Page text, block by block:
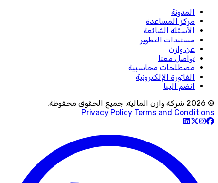
المدونة
مركز المساعدة
الأسئلة الشائعة
مستندات التطوير
عن وازن
تواصل معنا
مصطلحات محاسبية
الفاتورة الإلكترونية
انضم الينا
© 2026 شركة وازن المالية. جميع الحقوق محفوظة.
Privacy Policy Terms and Conditions